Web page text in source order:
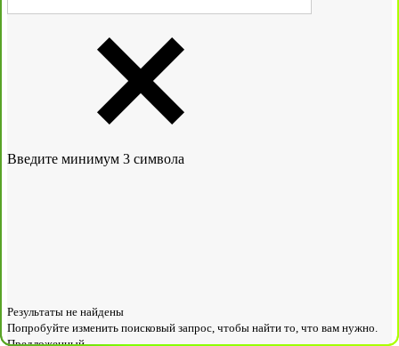
Введите минимум 3 символа
Результаты не найдены
Попробуйте изменить поисковый запрос, чтобы найти то, что вам нужно.